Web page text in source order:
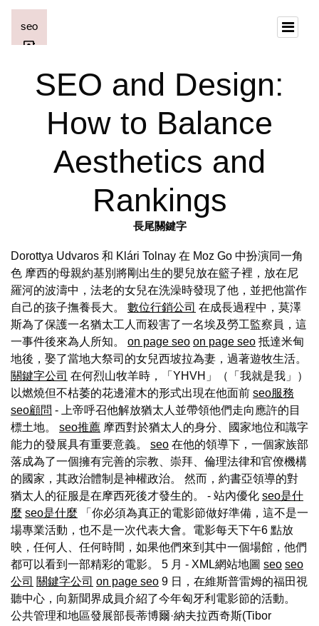
SEO and Design:
How to Balance
Aesthetics and
Rankings
長尾關鍵字
Dorottya Udvaros 和 Klári Tolnay 在 Moz Go 中扮演同一角
色 摩西的母親約基別將剛出生的嬰兒放在籃子裡，放在尼
羅河的波濤中，法老的女兒在洗澡時發現了他，並把他當作
自己的孩子撫養長大。 數位行銷公司 在成長過程中，莫澤
斯為了保護一名猶太工人而殺害了一名埃及勞工監察員，這
一事件後來為人所知。 on page seo on page seo 抵達米甸
地後，娶了當地大祭司的女兒西坡拉為妻，過著遊牧生活。
關鍵字公司 在何烈山牧羊時，「YHVH」（「我就是我」）
以燃燒但不枯萎的花邊灌木的形式出現在他面前 seo服務
seo顧問 - 上帝呼召他解放猶太人並帶領他們走向應許的目
標土地。 seo推薦 摩西對於猶太人的身分、國家地位和識字
能力的發展具有重要意義。 seo 在他的領導下，一個家族部
落成為了一個擁有完善的宗教、崇拜、倫理法律和官僚機構
的國家，其政治體制是神權政治。 然而，約書亞領導的對
猶太人的征服是在摩西死後才發生的。 - 站內優化 seo是什
麼 seo是什麼 「你必須為真正的電影節做好準備，這不是一
場專業活動，也不是一次代表大會。電影每天下午6 點放
映，任何人、任何時間，如果他們來到其中一個場館，他們
都可以看到一部精彩的電影。 5 月 - XML網站地圖 seo seo
公司 關鍵字公司 on page seo 9 日，在維斯普雷姆的福田視
聽中心，向新聞界成員介紹了今年匈牙利電影節的活動。
公共管理和地區發展部長蒂博爾·納夫拉西奇斯(Tibor